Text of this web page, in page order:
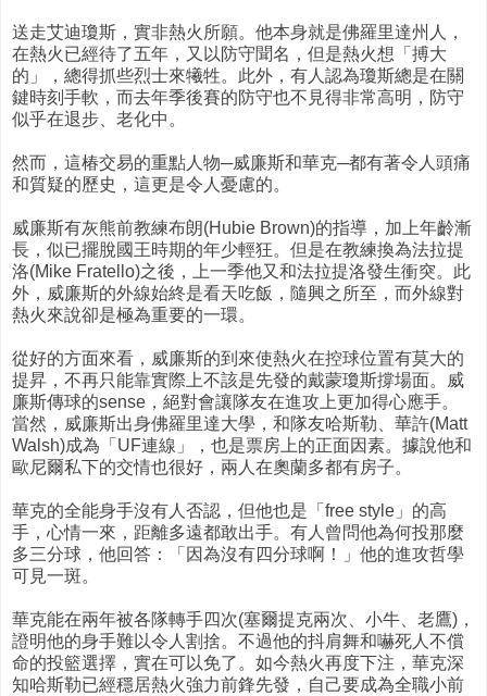
送走艾迪瓊斯，實非熱火所願。他本身就是佛羅里達州人，
在熱火已經待了五年，又以防守聞名，但是熱火想「搏大
的」，總得抓些烈士來犧牲。此外，有人認為瓊斯總是在關
鍵時刻手軟，而去年季後賽的防守也不見得非常高明，防守
似乎在退步、老化中。
然而，這椿交易的重點人物─威廉斯和華克─都有著令人頭痛
和質疑的歷史，這更是令人憂慮的。
威廉斯有灰熊前教練布朗(Hubie Brown)的指導，加上年齡漸
長，似已擺脫國王時期的年少輕狂。但是在教練換為法拉提
洛(Mike Fratello)之後，上一季他又和法拉提洛發生衝突。此
外，威廉斯的外線始終是看天吃飯，隨興之所至，而外線對
熱火來說卻是極為重要的一環。
從好的方面來看，威廉斯的到來使熱火在控球位置有莫大的
提昇，不再只能靠實際上不該是先發的戴蒙瓊斯撐場面。威
廉斯傳球的sense，絕對會讓隊友在進攻上更加得心應手。
當然，威廉斯出身佛羅里達大學，和隊友哈斯勒、華許(Matt
Walsh)成為「UF連線」，也是票房上的正面因素。據說他和
歐尼爾私下的交情也很好，兩人在奧蘭多都有房子。
華克的全能身手沒有人否認，但他也是「free style」的高
手，心情一來，距離多遠都敢出手。有人曾問他為何投那麼
多三分球，他回答：「因為沒有四分球啊！」他的進攻哲學
可見一斑。
華克能在兩年被各隊轉手四次(塞爾提克兩次、小牛、老鷹)，
證明他的身手難以令人割捨。不過他的抖肩舞和嚇死人不償
命的投籃選擇，實在可以免了。如今熱火再度下注，華克深
知哈斯勒已經穩居熱火強力前鋒先發，自己要成為全職小前